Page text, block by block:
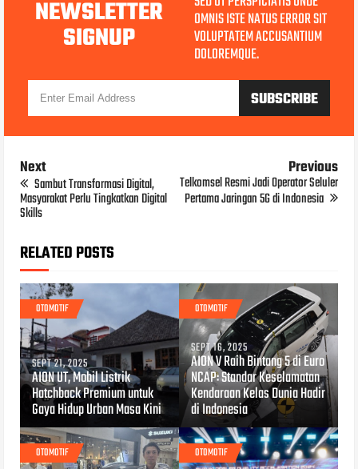
NEWSLETTER
SIGNUP
OMNIS ISTE NATUS ERROR SIT
VOLUPTATEM ACCUSANTIUM
DOLOREMQUE.
Next
Sambut Transformasi Digital,
Masyarakat Perlu Tingkatkan Digital
Skills
Previous
Telkomsel Resmi Jadi Operator Seluler
Pertama Jaringan 5G di Indonesia
RELATED POSTS
OTOMOTIF
SEPT 21, 2025
AION UT, Mobil Listrik
Hatchback Premium untuk
Gaya Hidup Urban Masa Kini
OTOMOTIF
SEPT 16, 2025
AION V Raih Bintang 5 di Euro
NCAP: Standar Keselamatan
Kendaraan Kelas Dunia Hadir
di Indonesia
OTOMOTIF OTOMOTIF